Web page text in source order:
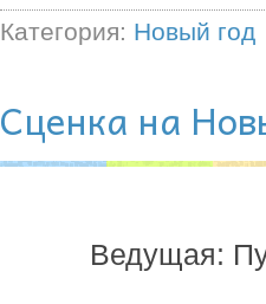
Категория: Новый год
Сценка на
Ведущая: